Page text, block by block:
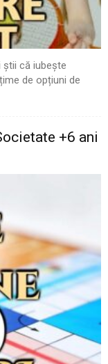
știi că iubește
de opțiuni de
+6 ani